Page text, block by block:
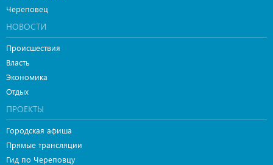
Череповец
НОВОСТИ
Происшествия
Власть
Экономика
Отдых
ПРОЕКТЫ
Городская афиша
Прямые трансляции
Гид по Череповцу